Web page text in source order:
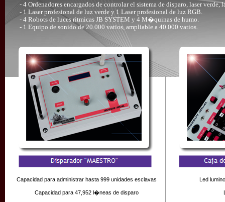
- 4 Ordenadores encargados de controlar el sistema de disparo, laser
- 1 Laser profesional de luz verde y 1 Laser profesional de luz RGB.
- 4 Robots de luces ritmicas JB SYSTEM y 4 M�quinas de humo.
- 1 Equipo de sonido de 20.000 vatios, ampliable a 40.000 vatios.
Capacidad para administrar hasta 999 unidades esclavas
Capacidad para 47,952 l�neas de disparo
Led